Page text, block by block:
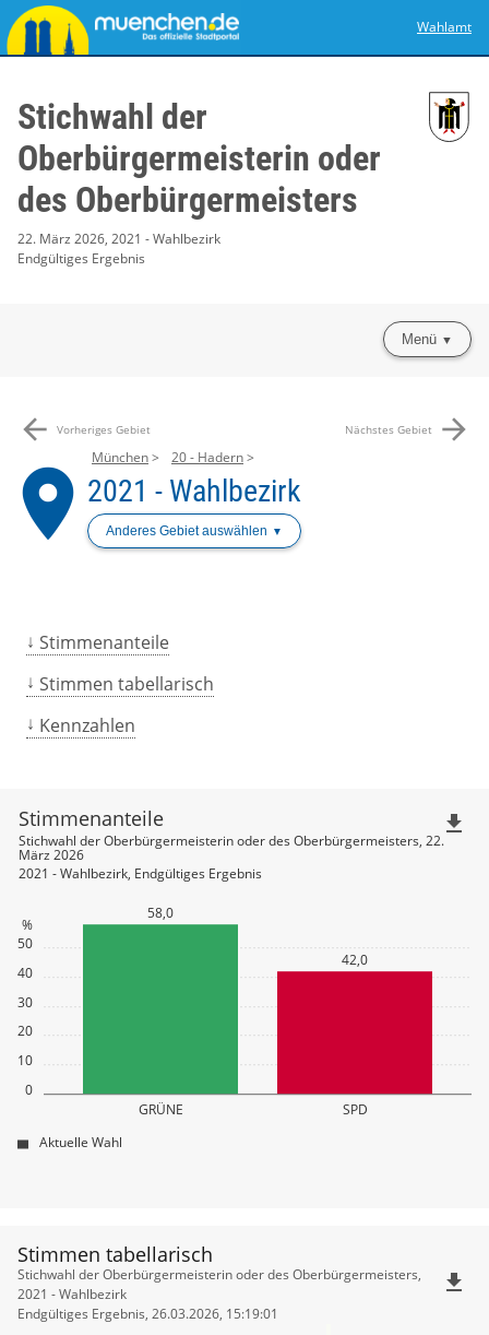
Wahlamt
Stichwahl der
Oberbürgermeisterin oder
des Oberbürgermeisters
22. März 2026, 2021 - Wahlbezirk
Endgültiges Ergebnis
Menü
arrow_back Vorheriges Gebiet Nächstes Gebiet arrow_forward
place
München 20 - Hadern
2021 - Wahlbezirk
Anderes Gebiet auswählen
Stimmenanteile
Stimmen tabellarisch
Kennzahlen
0
10
20
30
40
50
%
GRÜNE SPD
58,0
42,0
Stimmenanteile
Stichwahl der Oberbürgermeisterin oder des Oberbürgermeisters, 22.
März 2026
2021 - Wahlbezirk, Endgültiges Ergebnis
Aktuelle Wahl
file_download
Stimmen tabellarisch
Stimmen
tabellarisch
Stichwahl der Oberbürgermeisterin oder des Oberbürgermeisters,
2021 - Wahlbezirk
Endgültiges Ergebnis, 26.03.2026, 15:19:01
file_download